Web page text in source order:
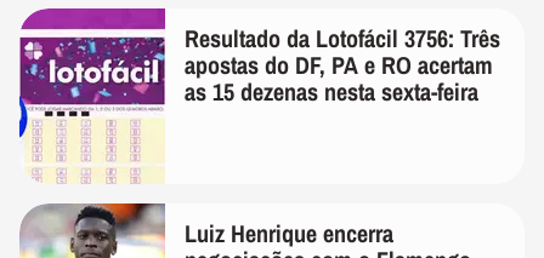
Resultado da Lotofácil 3756: Três
apostas do DF, PA e RO acertam
as 15 dezenas nesta sexta-feira
Luiz Henrique encerra